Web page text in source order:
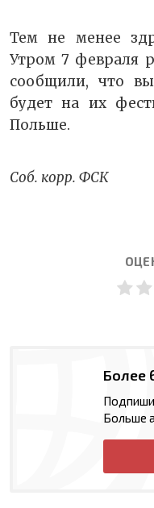
Тем не менее
Утром 7 февраля
сообщили, что
будет на их
Польше.
Соб. корр. ФСК
Более
Больше